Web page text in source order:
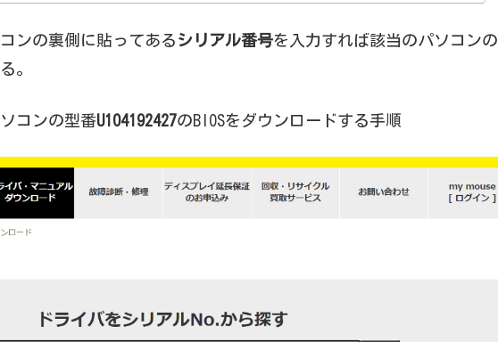
ンの裏側に貼ってある シリアル番号を入力すれば該当のパソコンの
。
コンの型番U104192427のBIOSをダウンロードする手順